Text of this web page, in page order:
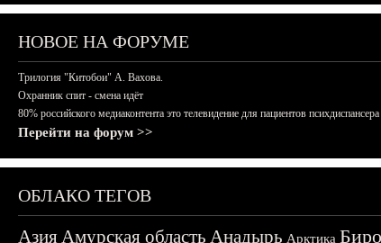
НОВОЕ НА ФОРУМЕ
Трилогия "Китобои" А. Вахова.
Охранник спит - смена идёт
80% российского медиаконтента это телевидение для пациентов
Перейти на форум >>
ОБЛАКО ТЕГОВ
АзияАмурская область Анадырь Арктика